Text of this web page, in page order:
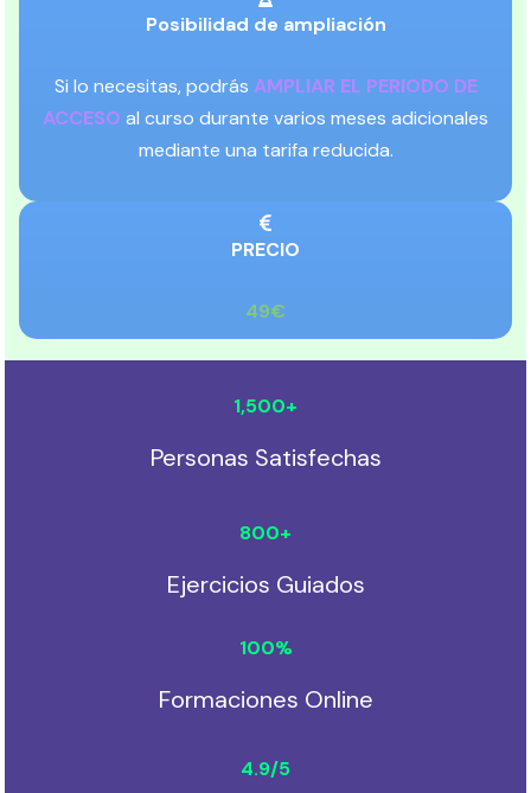
Posibilidad de ampliación
Si lo necesitas, podrás AMPLIAR EL PERIODO DE
ACCESO al curso durante varios meses adicionales
mediante una tarifa reducida.
PRECIO
49€
Personas Satisfechas
1,500+
Ejercicios Guiados
800+
Formaciones Online
100%
4.9/5